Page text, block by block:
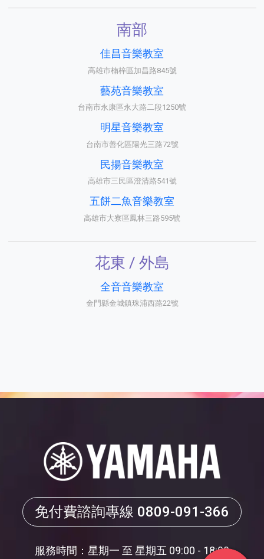
南部
佳昌音樂教室
高雄市楠梓區加昌路845號
藝苑音樂教室
台南市永康區永大路二段1250號
明星音樂教室
台南市善化區陽光三路72號
民揚音樂教室
高雄市三民區澄清路541號
五餅二魚音樂教室
高雄市大寮區鳳林三路595號
花東 / 外島
全音音樂教室
金門縣金城鎮珠浦西路22號
免付費諮詢專線 0809-091-366
服務時間：星期一 至 星期五 09:00 - 18:00